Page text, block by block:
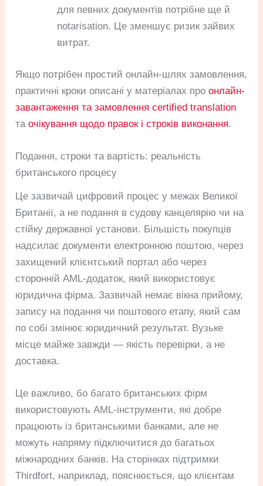
для певних документів потрібне ще й
notarisation. Це зменшує ризик зайвих
витрат.
Якщо потрібен простий онлайн-шлях замовлення,
практичні кроки описані у матеріалах проонлайн-
завантаження та замовлення certified translation
таочікування щодо правок і строків виконання.
Подання, строки та вартість: реальність
британського процесу
Це зазвичай цифровий процес у межах Великої
Британії, а не подання в судову канцелярію чи на
стійку державної установи. Більшість покупців
надсилає документи електронною поштою, через
захищений клієнтський портал або через
сторонній AML-додаток, який використовує
юридична фірма. Зазвичай немає вікна прийому,
запису на подання чи поштового етапу, який сам
по собі змінює юридичний результат. Вузьке
місце майже завжди — якість перевірки, а не
доставка.
Це важливо, бо багато британських фірм
використовують AML-інструменти, які добре
працюють із британськими банками, але не
можуть напряму підключитися до багатьох
міжнародних банків. На сторінках підтримки
Thirdfort, наприклад, пояснюється, що клієнтам